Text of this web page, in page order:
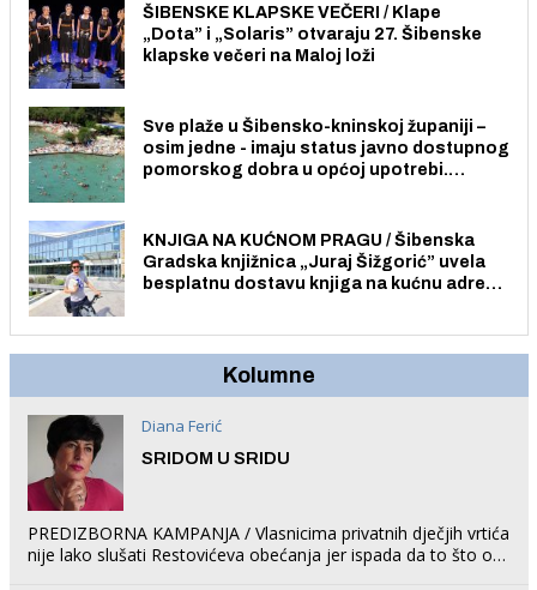
ŠIBENSKE KLAPSKE VEČERI / Klape
„Dota” i „Solaris” otvaraju 27. Šibenske
klapske večeri na Maloj loži
Sve plaže u Šibensko-kninskoj županiji –
osim jedne - imaju status javno dostupnog
pomorskog dobra u općoj upotrebi.
KNJIGA NA KUĆNOM PRAGU / Šibenska
Gradska knjižnica „Juraj Šižgorić” uvela
besplatnu dostavu knjiga na kućnu adresu
Kolumne
Diana Ferić
SRIDOM U SRIDU
PREDIZBORNA KAMPANJA / Vlasnicima privatnih dječjih vrtića
nije lako slušati Restovićeva obećanja jer ispada da to što oni